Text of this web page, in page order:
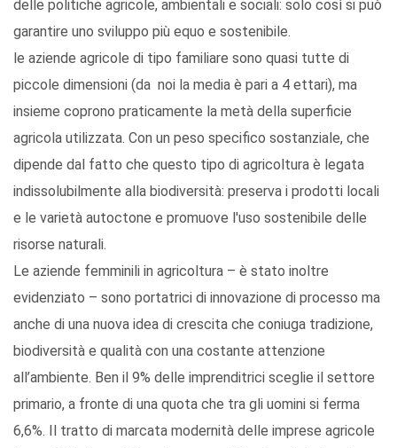
delle politiche agricole, ambientali e sociali: solo così si può
garantire uno sviluppo più equo e sostenibile.
le aziende agricole di tipo familiare sono quasi tutte di
piccole dimensioni (da noi la media è pari a 4 ettari), ma
insieme coprono praticamente la metà della superficie
agricola utilizzata. Con un peso specifico sostanziale, che
dipende dal fatto che questo tipo di agricoltura è legata
indissolubilmente alla biodiversità: preserva i prodotti locali
e le varietà autoctone e promuove l'uso sostenibile delle
risorse naturali.
Le aziende femminili in agricoltura – è stato inoltre
evidenziato – sono portatrici di innovazione di processo ma
anche di una nuova idea di crescita che coniuga tradizione,
biodiversità e qualità con una costante attenzione
all’ambiente. Ben il 9% delle imprenditrici sceglie il settore
primario, a fronte di una quota che tra gli uomini si ferma
6,6%. Il tratto di marcata modernità delle imprese agricole